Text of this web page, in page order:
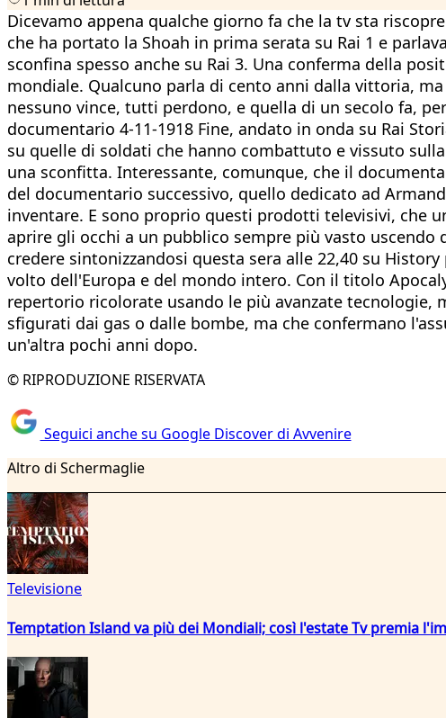
Dicevamo appena qualche giorno fa che la tv sta
che ha portato la Shoah in prima serata su Rai 1 e
sconfina spesso anche su Rai 3. Una conferma della
mondiale. Qualcuno parla di cento anni dalla vittoria,
nessuno vince, tutti perdono, e quella di un secolo fa,
documentario 4-11-1918 Fine, andato in onda su Rai
su quelle di soldati che hanno combattuto e vissuto
una sconfitta. Interessante, comunque, che il
del documentario successivo, quello dedicato ad
inventare. E sono proprio questi prodotti televisivi, che
aprire gli occhi a un pubblico sempre più vasto
credere sintonizzandosi questa sera alle 22,40 su
volto dell'Europa e del mondo intero. Con il titolo
repertorio ricolorate usando le più avanzate
sfigurati dai gas o dalle bombe, ma che confermano
un'altra pochi anni dopo.
© RIPRODUZIONE RISERVATA
Seguici anche su Google Discover di Avvenire
Altro di Schermaglie
Televisione
Temptation Island va più dei Mondiali; così l'estate Tv premia